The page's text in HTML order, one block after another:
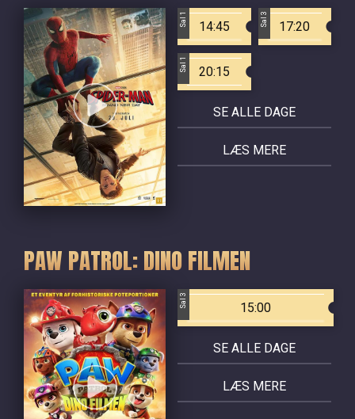
Sal 1 14:45 Sal 3 17:20
Sal 1 20:15
SE ALLE DAGE
LÆS MERE
PAW PATROL: DINO FILMEN
Sal 3 15:00
SE ALLE DAGE
LÆS MERE